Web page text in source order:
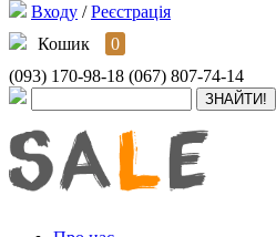
Входу / Реєстрація
Кошик
0
(093) 170-98-18 (067) 807-74-14